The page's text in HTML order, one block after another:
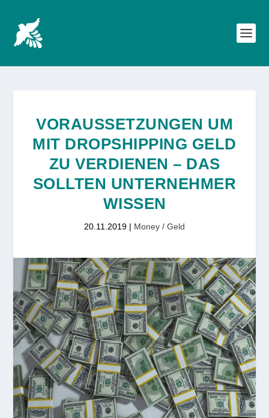
VORAUSSETZUNGEN UM
MIT DROPSHIPPING GELD
ZU VERDIENEN – DAS
SOLLTEN UNTERNEHMER
WISSEN
20.11.2019 | Money / Geld